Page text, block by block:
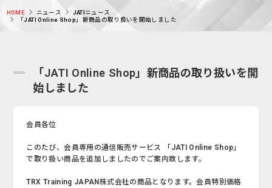
HOME ニュース
JATIニュース
「JATI Online Shop」新商品の取り扱いを開始しました
「JATI Online Shop」新商品の取り扱いを開
始しました
会員各位
このたび、会員専用の通信販売サービス 「JATI Online Shop」
で取り扱い商品を追加しましたのでご案内致します。
TRX Training JAPAN株式会社の商品となります。会員特別価格